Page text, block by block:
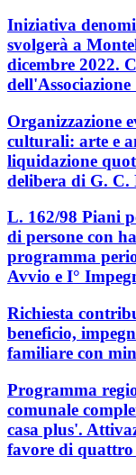
Iniziativa
svolgerà a
dicembre 2022.
Organizzazione
culturali: arte e
liquidazione
delibera di G. C.
L. 162/98 Piani
di persone con
programma
Avvio e I°
Richiesta
beneficio,
familiare con
Programma
comunale
casa plus'.
favore di